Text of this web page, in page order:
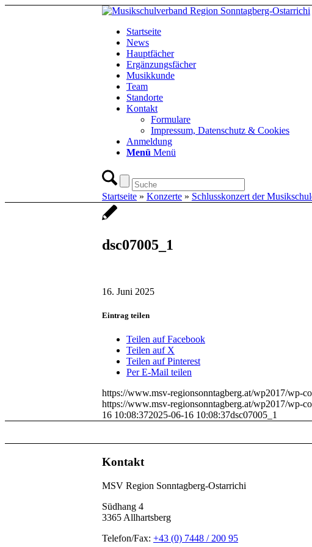
Startseite
News
Hauptfächer
Ergänzungsfächer
Musikkunde
Team
Standorte
Kontakt
Formulare
Impressum, Datenschutz & Cookies
Anmeldung
Menü Menü
Startseite » Konzerte » Schlusskonzert der
dsc07005_1
16. Juni 2025
Eintrag teilen
Teilen auf Facebook
Teilen auf X
Teilen auf Pinterest
Per E-Mail teilen
https://www.msv-regionsonntagberg.at/wp2017/wp-
https://www.msv-regionsonntagberg.at/wp2017/wp-
16 10:08:372025-06-16 10:08:37dsc07005_1
Kontakt
MSV Region Sonntagberg-Ostarrichi
Südhang 4
3365 Allhartsberg
Telefon/Fax: +43 (0) 7448 / 200 95